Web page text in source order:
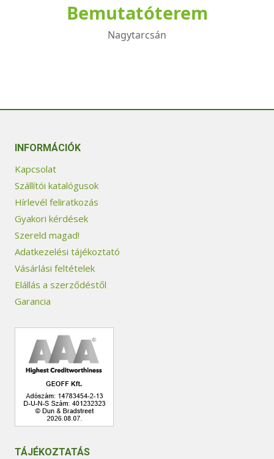
Bemutatóterem
Nagytarcsán
INFORMÁCIÓK
Kapcsolat
Szállítói katalógusok
Hírlevél feliratkozás
Gyakori kérdések
Szereld magad!
Adatkezelési tájékoztató
Vásárlási feltételek
Elállás a szerződéstől
Garancia
TÁJÉKOZTATÁS